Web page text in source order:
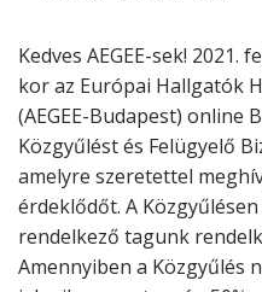
Kedves AEGEE-sek! 2021.
kor az Európai Hallgatók
(AEGEE-Budapest) online
Közgyűlést és Felügyelő
amelyre szeretettel
érdeklődőt. A
rendelkező tagunk
Amennyiben a Közgyűlés